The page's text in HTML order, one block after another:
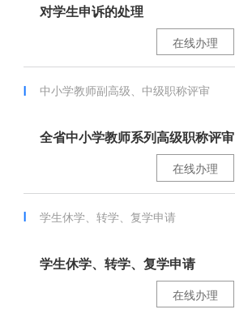
对学生申诉的处理
在线办理
中小学教师副高级、中级职称评审
全省中小学教师系列高级职称评审
在线办理
学生休学、转学、复学申请
学生休学、转学、复学申请
在线办理